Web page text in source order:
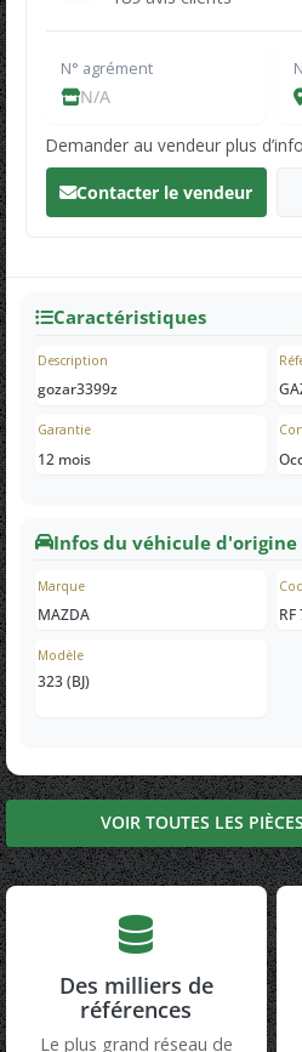
N° agrément
N/A
Demander au vendeur plus
Contacter le vendeur
Caractéristiques
Description
gozar3399z
Garantie
12 mois
Infos du véhicule d'origine
Marque
MAZDA RF
Modèle
323 (BJ)
VOIR TOUTES LES
Des milliers de
références
Le plus grand réseau de